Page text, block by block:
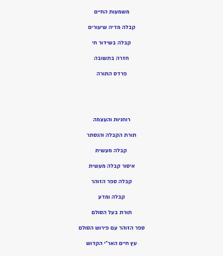
משמעות החיים
קבלה מדיה שיעורים
קבלה בשידור חי
חזרה בתשובה
פרדס התורה
רוחניות והעצמה
תורת הקבלה והנסתר
קבלה מעשית
איסור קבלה מעשית
קבלה ספר הזוהר
קבלה ומדע
תורת בעל הסולם
ספר הזוהר עם פירוש הסולם
עץ חיים האר”י הקדוש